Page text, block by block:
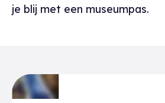
je blij met een museumpas.